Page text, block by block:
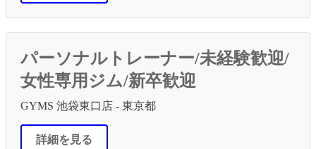
パーソナルトレーナー/未経験歓迎/
女性専用ジム/新卒歓迎
GYMS 池袋東口店 - 東京都
詳細を見る